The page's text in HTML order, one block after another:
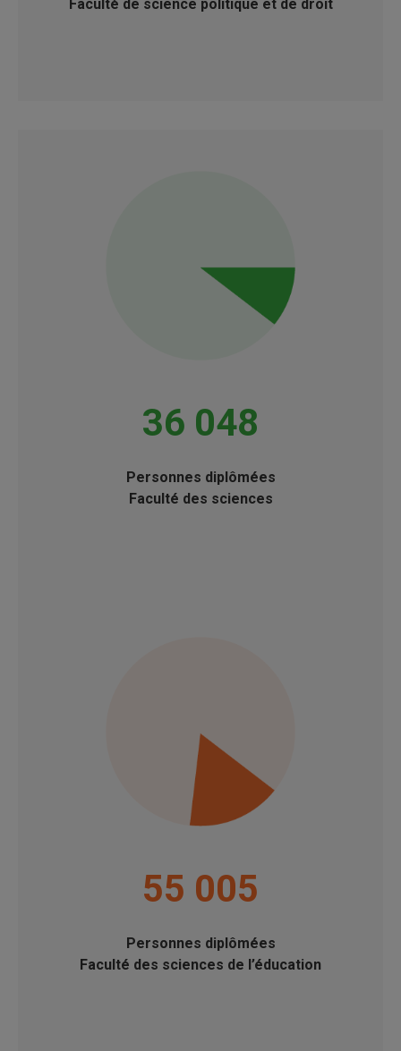
Faculté de science politique et de droit
36 048
Personnes diplômées
Faculté des sciences
55 005
Personnes diplômées
Faculté des sciences de l’éducation